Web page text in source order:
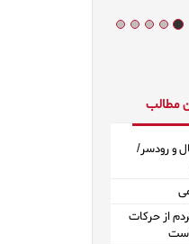
مطالب
و رودسر/
از حرکات